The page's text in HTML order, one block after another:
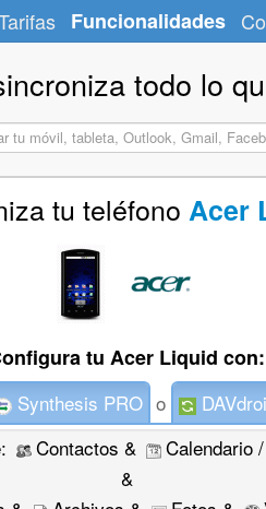
Funcionalidades
todo lo
tu teléfono Acer
tu Acer Liquid con:
Synthesis PRO o
Contactos &
Calendario
&